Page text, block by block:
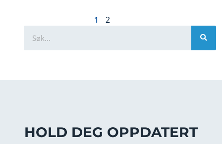
1 2
HOLD DEG OPPDATERT